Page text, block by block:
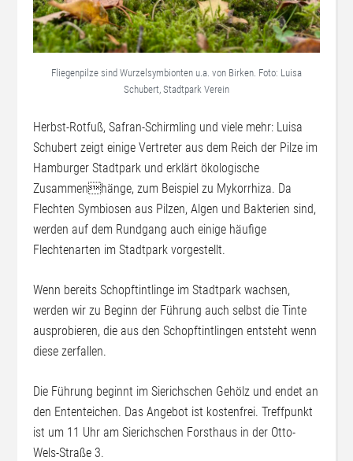
Fliegenpilze sind Wurzelsymbionten u.a. von Birken. Foto: Luisa
Schubert, Stadtpark Verein
Herbst-Rotfuß, Safran-Schirmling und viele mehr: Luisa
Schubert zeigt einige Vertreter aus dem Reich der Pilze im
Hamburger Stadtpark und erklärt ökologische
Zusammenhänge, zum Beispiel zu Mykorrhiza. Da
Flechten Symbiosen aus Pilzen, Algen und Bakterien sind,
werden auf dem Rundgang auch einige häufige
Flechtenarten im Stadtpark vorgestellt.
Wenn bereits Schopftintlinge im Stadtpark wachsen,
werden wir zu Beginn der Führung auch selbst die Tinte
ausprobieren, die aus den Schopftintlingen entsteht wenn
diese zerfallen.
Die Führung beginnt im Sierichschen Gehölz und endet an
den Ententeichen. Das Angebot ist kostenfrei. Treffpunkt
ist um 11 Uhr am Sierichschen Forsthaus in der Otto-
Wels-Straße 3.